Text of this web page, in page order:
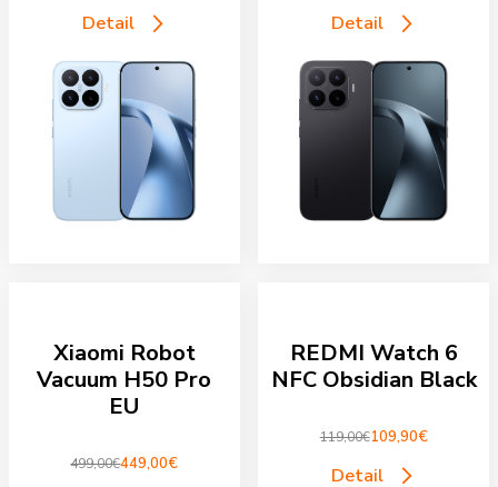
Detail Detail
Xiaomi Robot
Vacuum H50 Pro
EU
499,00€
Pôvodná449,00€
Aktuálna
REDMI Watch 6
NFC Obsidian Black
119,00€
Pôvodná
cena
109,90€
Aktuálna
cena
Detail